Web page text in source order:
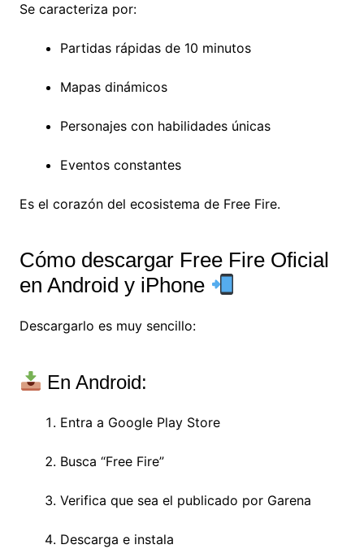
Se caracteriza por:
Partidas rápidas de 10 minutos
Mapas dinámicos
Personajes con habilidades únicas
Eventos constantes
Es el corazón del ecosistema de Free Fire.
Cómo descargar Free Fire Oficial
en Android y iPhone
Descargarlo es muy sencillo:
En Android:
Entra a Google Play Store
Busca “Free Fire”
Verifica que sea el publicado por Garena
Descarga e instala